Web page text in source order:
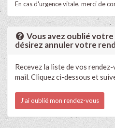
En cas d'urgence vitale, merci de
Vous avez oublié
désirez annuler votre
Recevez la liste de vos
mail. Cliquez ci-dessous et
J'ai oublié mon rendez-vous